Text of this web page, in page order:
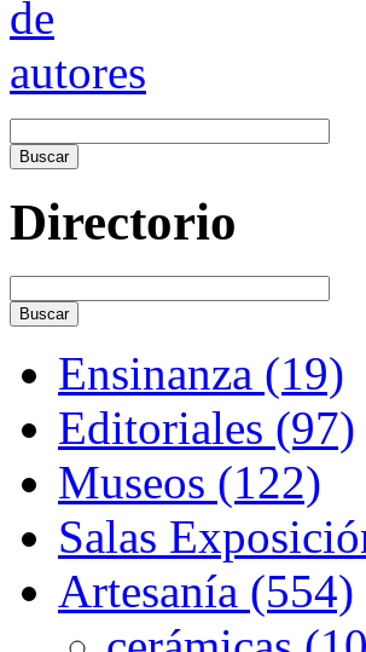
Directorio
Ensinanza (19)
Editoriales (97)
Museos (122)
Salas
Artesanía (554)